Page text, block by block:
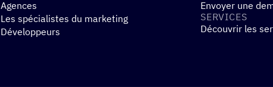
Agences
Les spécialistes du marketing
Développeurs
Envoyer une
SERVICES
Découvrir les